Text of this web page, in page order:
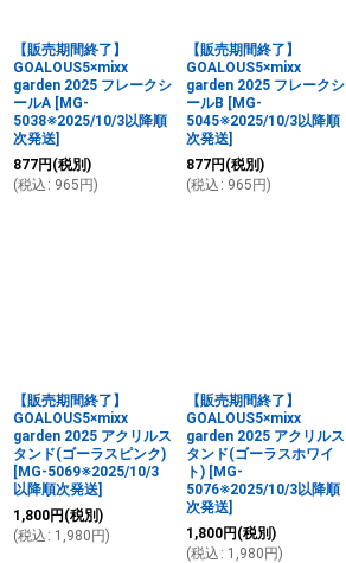
【販売期間終了】
GOALOUS5×mixx
garden 2025 フレークシ
ールA [MG-
5038※2025/10/3以降順
次発送]
877円 (税別)
(税込 : 965 円)
【販売期間終了】
GOALOUS5×mixx
garden 2025 フレークシ
ールB [MG-
5045※2025/10/3以降順
次発送]
877円 (税別)
(税込 : 965 円)
【販売期間終了】
GOALOUS5×mixx
garden 2025 アクリルス
タンド(ゴーラスピンク)
[MG-5069※2025/10/3
以降順次発送]
1,800円 (税別)
(税込 : 1,980 円)
【販売期間終了】
GOALOUS5×mixx
garden 2025 アクリルス
タンド(ゴーラスホワイ
ト) [MG-
5076※2025/10/3以降順
次発送]
1,800円 (税別)
(税込 : 1,980 円)